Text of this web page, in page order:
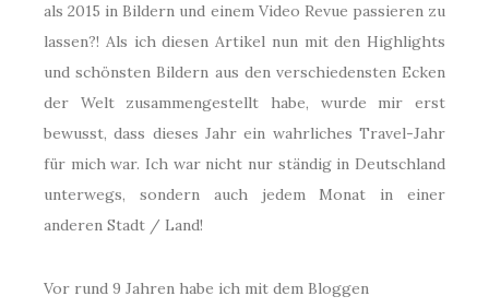
als 2015 in Bildern und einem Video Revue passieren zu
lassen?! Als ich diesen Artikel nun mit den Highlights
und schönsten Bildern aus den verschiedensten Ecken
der Welt zusammengestellt habe, wurde mir erst
bewusst, dass dieses Jahr ein wahrliches Travel-Jahr
für mich war. Ich war nicht nur ständig in Deutschland
unterwegs, sondern auch jedem Monat in einer
anderen Stadt / Land!
Vor rund 9 Jahren habe ich mit dem Bloggen